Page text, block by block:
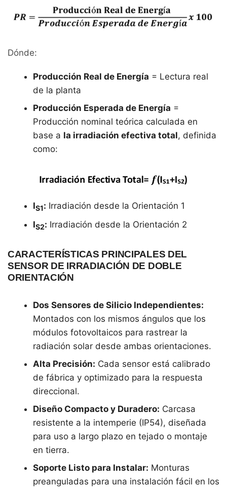
Dónde:
Producción Real de Energía = Lectura real
de la planta
Producción Esperada de Energía =
Producción nominal teórica calculada en
base a la irradiación efectiva total, definida
como:
IS1: Irradiación desde la Orientación 1
IS2: Irradiación desde la Orientación 2
CARACTERÍSTICAS PRINCIPALES DEL
SENSOR DE IRRADIACIÓN DE DOBLE
ORIENTACIÓN
Dos Sensores de Silicio Independientes:
Montados con los mismos ángulos que los
módulos fotovoltaicos para rastrear la
radiación solar desde ambas orientaciones.
Alta Precisión: Cada sensor está calibrado
de fábrica y optimizado para la respuesta
direccional.
Diseño Compacto y Duradero: Carcasa
resistente a la intemperie (IP54), diseñada
para uso a largo plazo en tejado o montaje
en tierra.
Soporte Listo para Instalar: Monturas
preanguladas para una instalación fácil en los